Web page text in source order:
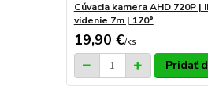
Cúvacia kamera AHD 720P |
videnie 7m | 170°
19,90 €/ks
Pridať